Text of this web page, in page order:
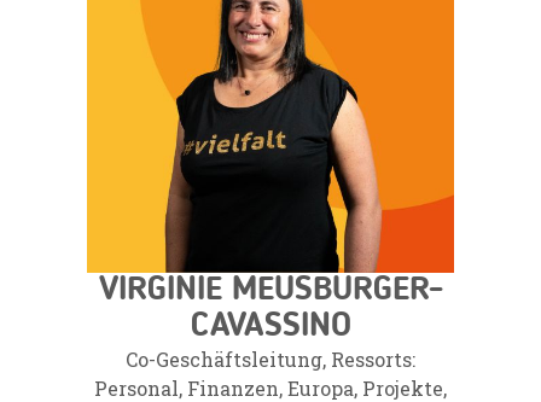
VIRGINIE MEUSBURGER-
CAVASSINO
Co-Geschäftsleitung, Ressorts:
Personal, Finanzen, Europa, Projekte,